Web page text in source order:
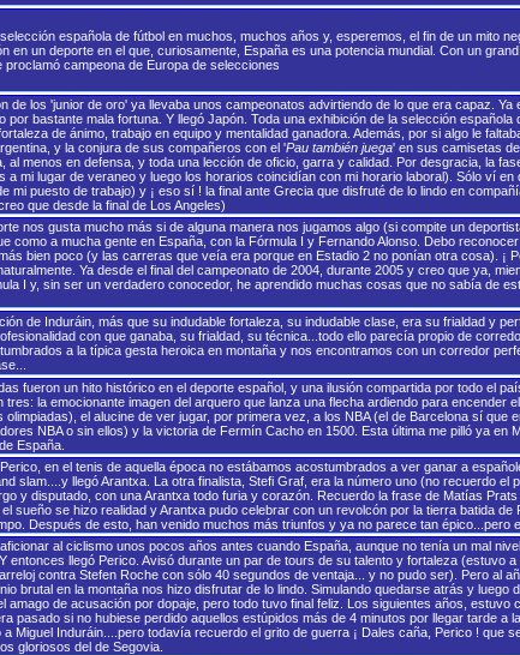
española de fútbol en muchos, muchos años y, esperemos, el fin de un mito
en un deporte en el que, curiosamente, España es una potencia mundial. Con un
campeona de Europa de selecciones
de los 'junior de oro' ya llevaba unos campeonatos advirtiendo de lo que era capaz.
por bastante mala fortuna. Y llegó Japón. Toda una exhibición de la selección
de ánimo, trabajo en equipo y mentalidad ganadora. Además, por si algo le
y la conjura de sus compañeros con el 'Pau también juega' en sus camisetas
al menos en defensa, y toda una lección de oficio, garra y calidad. Por desgracia, la
a mi lugar de veraneo y luego los horarios coincidían con mi horario laboral). Sólo ví
mi puesto de trabajo) y ¡ eso sí ! la final ante Grecia que disfruté de lo lindo en
que desde la final de Los Angeles)
nos gusta mucho más si de alguna manera nos jugamos algo (si compite un
como a mucha gente en España, con la Fórmula I y Fernando Alonso. Debo
bien poco (y las carreras que veía era porque en Estadio 2 no ponían otra cosa). ¡
Ya desde el final del campeonato de 2004, durante 2005 y creo que ya,
I y, sin ser un verdadero conocedor, he aprendido muchas cosas que no sabía de
de Induráin, más que su indudable fortaleza, su indudable clase, era su frialdad y
con que ganaba, su frialdad, su técnica...todo ello parecía propio de
a la típica gesta heroica en montaña y nos encontramos con un corredor
fueron un hito histórico en el deporte español, y una ilusión compartida por todo el
tres: la emocionante imagen del arquero que lanza una flecha ardiendo para encender
olimpiadas), el alucine de ver jugar, por primera vez, a los NBA (el de Barcelona sí que
NBA o sin ellos) y la victoria de Fermín Cacho en 1500. Esta última me pilló ya en
España.
en el tenis de aquella época no estábamos acostumbrados a ver ganar a
slam....y llegó Arantxa. La otra finalista, Stefi Graf, era la número uno (no recuerdo
y disputado, con una Arantxa todo furia y corazón. Recuerdo la frase de Matías
el sueño se hizo realidad y Arantxa pudo celebrar con un revolcón por la tierra batida
Después de esto, han venido muchos más triunfos y ya no parece tan épico...pero
al ciclismo unos pocos años antes cuando España, aunque no tenía un mal
entonces llegó Perico. Avisó durante un par de tours de su talento y fortaleza (estuvo
contra Stefen Roche con sólo 40 segundos de ventaja... y no pudo ser). Pero al
brutal en la montaña nos hizo disfrutar de lo lindo. Simulando quedarse atrás y
amago de acusación por dopaje, pero todo tuvo final feliz. Los siguientes años,
pasado si no hubiese perdido aquellos estúpidos más de 4 minutos por llegar tarde a
Miguel Induráin....pero todavía recuerdo el grito de guerra ¡ Dales caña, Perico ! que
gloriosos del de Segovia.